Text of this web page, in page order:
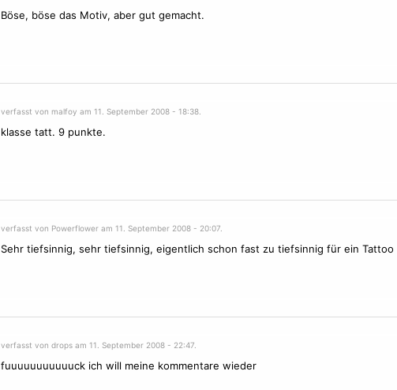
Böse, böse das Motiv, aber gut gemacht.
verfasst von malfoy am 11. September 2008 - 18:38.
klasse tatt. 9 punkte.
verfasst von Powerflower am 11. September 2008 - 20:07.
Sehr tiefsinnig, sehr tiefsinnig, eigentlich schon fast zu tiefsinnig für ein Tattoo
verfasst von drops am 11. September 2008 - 22:47.
fuuuuuuuuuuuck ich will meine kommentare wieder